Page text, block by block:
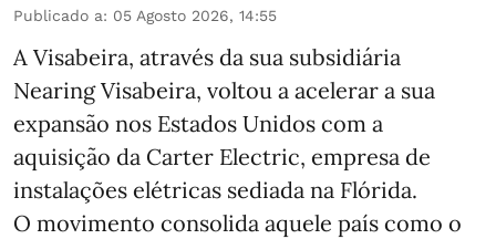
Publicado a: 05 Agosto 2026, 14:55
A Visabeira, através da sua subsidiária
Nearing Visabeira, voltou a acelerar a sua
expansão nos Estados Unidos com a
aquisição da Carter Electric, empresa de
instalações elétricas sediada na Flórida.
O movimento consolida aquele país como o